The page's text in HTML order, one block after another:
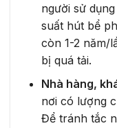
người sử
suất hút bể
còn 1-2 năm/
bị quá tải.
Nhà hàng,
nơi có lượng
Để tránh tắc